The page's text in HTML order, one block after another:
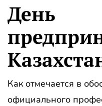
День
Как отмечается в
официального